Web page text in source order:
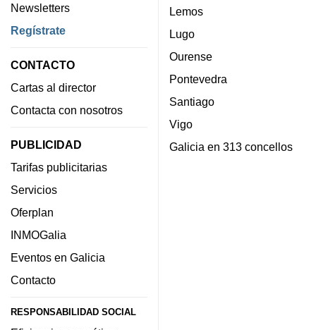
Newsletters
Regístrate
CONTACTO
Cartas al director
Contacta con nosotros
PUBLICIDAD
Tarifas publicitarias
Servicios
Oferplan
INMOGalia
Eventos en Galicia
Contacto
RESPONSABILIDAD SOCIAL
Lemos
Lugo
Ourense
Pontevedra
Santiago
Vigo
Galicia en 313 concellos